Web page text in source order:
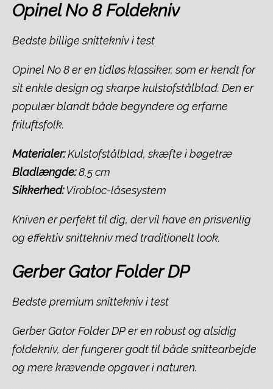
Opinel No 8 Foldekniv
Bedste billige snittekniv i test
Opinel No 8 er en tidløs klassiker, som er kendt for
sit enkle design og skarpe kulstofstålblad. Den er
populær blandt både begyndere og erfarne
friluftsfolk.
Materialer:Kulstofstålblad, skæfte i bøgetræ
Bladlængde:8,5 cm
Sikkerhed:Virobloc-låsesystem
Kniven er perfekt til dig, der vil have en prisvenlig
og effektiv snittekniv med traditionelt look.
Gerber Gator Folder DP
Bedste premium snittekniv i test
Gerber Gator Folder DP er en robust og alsidig
foldekniv, der fungerer godt til både snittearbejde
og mere krævende opgaver i naturen.